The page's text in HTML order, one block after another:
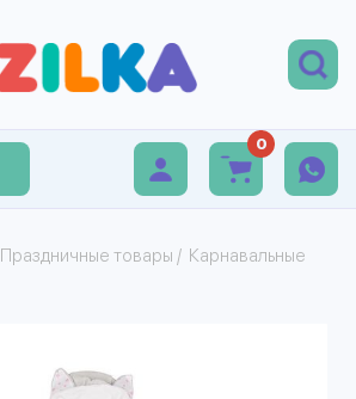
0
Праздничные товары / Карнавальные